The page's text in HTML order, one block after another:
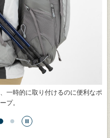
水分補給ができる、「トレールウ
を装着可能。